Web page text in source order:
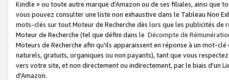
Kindle » ou toute autre marque d'Amazon ou de ses filiales, ainsi que
vous pouvez consulter une liste non exhaustive dans le Tableau Non
mots-clés sur tout Moteur de Recherche dès lors que les publicités de
Moteur de Recherche (tel que défini dans le Décompte de
Moteurs de Recherche afin qu'ils apparaissent en réponse à un mot-
naturels, gratuits, organiques ou non payants), tant que vous
vers votre site, et non directement ou indirectement, par le biais d'un
d'Amazon.